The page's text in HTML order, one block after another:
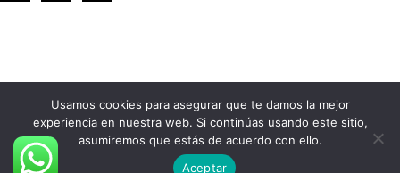
© 2026 Casa de Lanas · Todos los derechos reservados.
Usamos cookies para asegurar que te damos la mejor
experiencia en nuestra web. Si continúas usando este sitio,
asumiremos que estás de acuerdo con ello.
Aceptar